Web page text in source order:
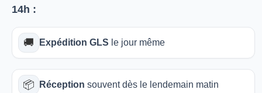
14h :
🚚 Expédition GLS le jour même
📦 Réception souvent dès le lendemain matin